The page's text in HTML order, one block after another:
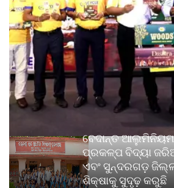
ବେଦାନ୍ତ
ପ୍ରକଳ୍ପ ବିଦ୍ୟା
ଏବଂ ସୁନ୍ଦରଗଡ଼
ଶିକ୍ଷାକୁ ସୁଦୃଢ଼ କରୁଛି